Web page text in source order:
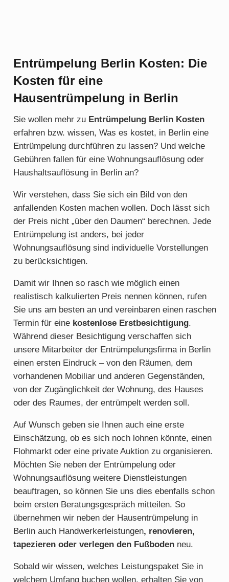
Entrümpelung Berlin Kosten: Die
Kosten für eine
Hausentrümpelung in Berlin
Sie wollen mehr zu Entrümpelung Berlin Kosten
erfahren bzw. wissen, Was es kostet, in Berlin eine
Entrümpelung durchführen zu lassen? Und welche
Gebühren fallen für eine Wohnungsauflösung oder
Haushaltsauflösung in Berlin an?
Wir verstehen, dass Sie sich ein Bild von den
anfallenden Kosten machen wollen. Doch lässt sich
der Preis nicht „über den Daumen“ berechnen. Jede
Entrümpelung ist anders, bei jeder
Wohnungsauflösung sind individuelle Vorstellungen
zu berücksichtigen.
Damit wir Ihnen so rasch wie möglich einen
realistisch kalkulierten Preis nennen können, rufen
Sie uns am besten an und vereinbaren einen raschen
Termin für eine kostenlose Erstbesichtigung.
Während dieser Besichtigung verschaffen sich
unsere Mitarbeiter der Entrümpelungsfirma in Berlin
einen ersten Eindruck – von den Räumen, dem
vorhandenen Mobiliar und anderen Gegenständen,
von der Zugänglichkeit der Wohnung, des Hauses
oder des Raumes, der entrümpelt werden soll.
Auf Wunsch geben sie Ihnen auch eine erste
Einschätzung, ob es sich noch lohnen könnte, einen
Flohmarkt oder eine private Auktion zu organisieren.
Möchten Sie neben der Entrümpelung oder
Wohnungsauflösung weitere Dienstleistungen
beauftragen, so können Sie uns dies ebenfalls schon
beim ersten Beratungsgespräch mitteilen. So
übernehmen wir neben der Hausentrümpelung in
Berlin auch Handwerkerleistungen, renovieren,
tapezieren oder verlegen den Fußbodenneu.
Sobald wir wissen, welches Leistungspaket Sie in
welchem Umfang buchen wollen, erhalten Sie von